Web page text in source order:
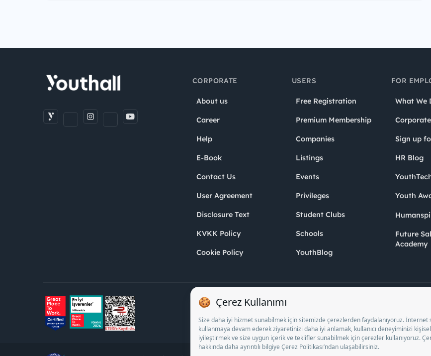
CORPORATE
About us
Career
Help
E-Book
Contact Us
User Agreement
Disclosure Text
KVKK Policy
Cookie Policy
USERS
Free Registration
Premium Membership
Companies
Listings
Events
Privileges
Student Clubs
Schools
YouthBlog
FOR
What We
Sign up
HR Blog
Youth
Future
Academy